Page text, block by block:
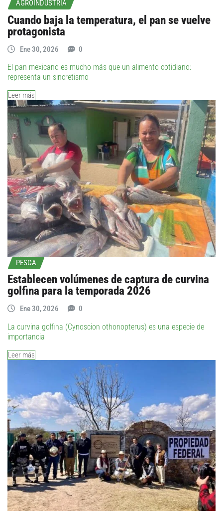
AGROINDUSTRIA
Cuando baja la temperatura, el pan se vuelve
protagonista
Ene 30, 2026 0
El pan mexicano es mucho más que un alimento cotidiano:
representa un sincretismo
Leer más
PESCA
Establecen volúmenes de captura de curvina
golfina para la temporada 2026
Ene 30, 2026 0
La curvina golfina (Cynoscion othonopterus) es una especie de
importancia
Leer más